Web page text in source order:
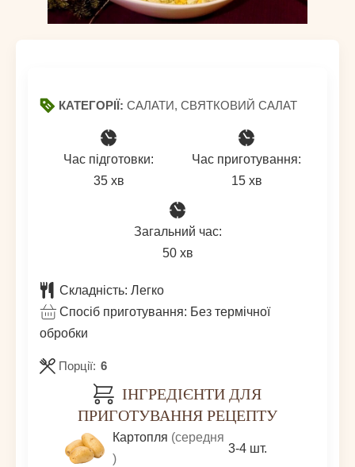
КАТЕГОРІЇ: САЛАТИ, СВЯТКОВИЙ САЛАТ
Час підготовки:
35хвилин
хв
Час приготування:
15хвилин
хв
Загальний час:
50хвилин
хв
Складність: Легко
Спосіб приготування: Без термічної
обробки
Порції: 6
ІНГРЕДІЄНТИ ДЛЯ
ПРИГОТУВАННЯ РЕЦЕПТУ
Картопля (середня
)
3-4 шт.